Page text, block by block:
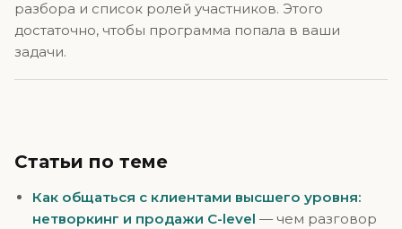
разбора и список ролей участников. Этого
достаточно, чтобы программа попала в ваши
задачи.
Статьи по теме
Как общаться с клиентами высшего уровня:
нетворкинг и продажи C-level — чем разговор